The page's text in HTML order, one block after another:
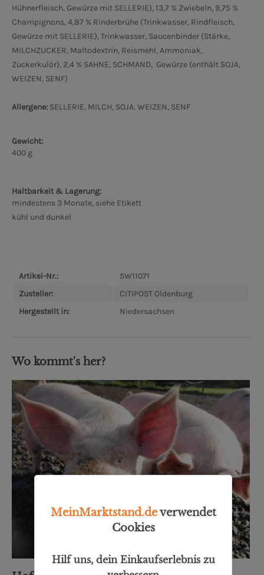
Hühnerfleisch, Gewürze mit SELLERIE), 13,7 % Zwiebeln, 9,75 %
Champignons, 4,87 % Rinderbrühe (Trinkwasser, Rindfleisch,
Gewürze mit SELLERIE), Trinkwasser, Saucenbinder (Stärke,
MILCHZUCKER, Maltodextrin, Reismehl, Ammoniak,
Zuckerkulör), 2,4 % SAHNE, SCHMAND, Gewürze (enthält SOJA,
WEIZEN, SENF)
Allergene: SELLERIE, MILCH, SOJA, WEIZEN, SENF
Gewicht:
400 g
Haltbarkeit & Lagerung:
mindestens 3 Monate, siehe Etikett
kühl und dunkel
Artikel-Nr.:
SW11071
Zusteller:
CITIPOST Oldenburg
Hergestellt in:
Niedersachsen
Wo kommt's her?
MeinMarktstand.deverwendet
Cookies
Hilf uns, dein Einkaufserlebnis zu